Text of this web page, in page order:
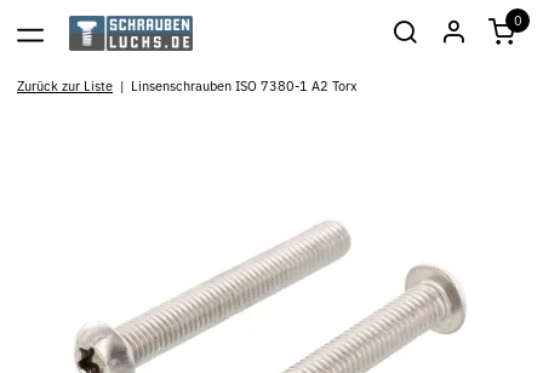
0
Zurück zur Liste Linsenschrauben ISO 7380-1 A2 Torx